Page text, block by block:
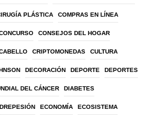
PLÁSTICA COMPRAS EN LÍNEA
CONSEJOS DEL HOGAR
CRIPTOMONEDAS CULTURA
DECORACIÓN DEPORTE DEPORTES
DEL CÁNCER DIABETES
DREPESIÓN ECONOMÍA ECOSISTEMA